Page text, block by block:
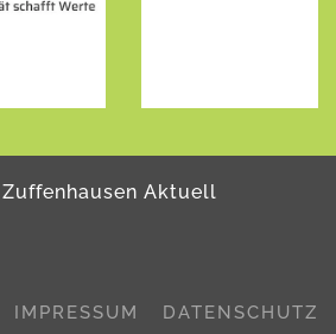
Zuffenhausen Aktuell
IMPRESSUM DATENSCHUTZ